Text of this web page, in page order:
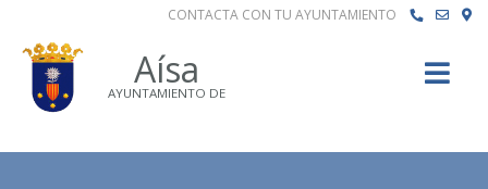
CONTACTA CON TU AYUNTAMIENTO
Aísa
AYUNTAMIENTO DE